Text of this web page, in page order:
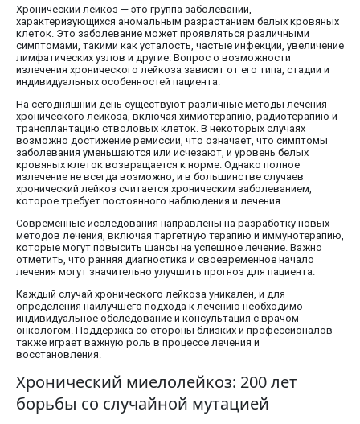
Хронический лейкоз — это группа заболеваний,
характеризующихся аномальным разрастанием белых кровяных
клеток. Это заболевание может проявляться различными
симптомами, такими как усталость, частые инфекции, увеличение
лимфатических узлов и другие. Вопрос о возможности
излечения хронического лейкоза зависит от его типа, стадии и
индивидуальных особенностей пациента.
На сегодняшний день существуют различные методы лечения
хронического лейкоза, включая химиотерапию, радиотерапию и
трансплантацию стволовых клеток. В некоторых случаях
возможно достижение ремиссии, что означает, что симптомы
заболевания уменьшаются или исчезают, и уровень белых
кровяных клеток возвращается к норме. Однако полное
излечение не всегда возможно, и в большинстве случаев
хронический лейкоз считается хроническим заболеванием,
которое требует постоянного наблюдения и лечения.
Современные исследования направлены на разработку новых
методов лечения, включая таргетную терапию и иммунотерапию,
которые могут повысить шансы на успешное лечение. Важно
отметить, что ранняя диагностика и своевременное начало
лечения могут значительно улучшить прогноз для пациента.
Каждый случай хронического лейкоза уникален, и для
определения наилучшего подхода к лечению необходимо
индивидуальное обследование и консультация с врачом-
онкологом. Поддержка со стороны близких и профессионалов
также играет важную роль в процессе лечения и
восстановления.
Хронический миелолейкоз: 200 лет
борьбы со случайной мутацией